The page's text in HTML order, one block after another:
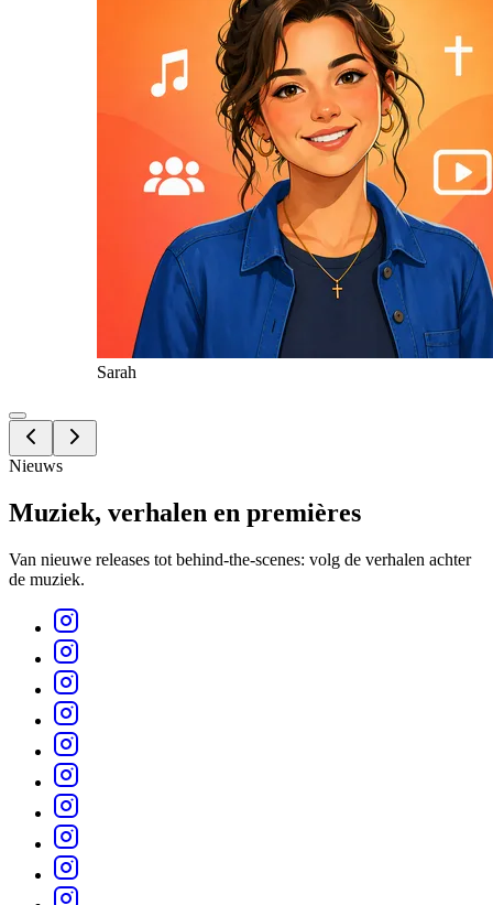
Sarah
Nieuws
Muziek, verhalen en premières
Van nieuwe releases tot behind-the-scenes: volg de verhalen achter
de muziek.